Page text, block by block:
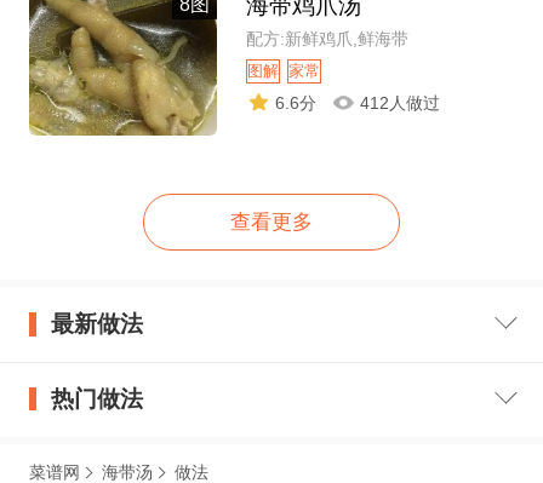
配方:新鲜鸡爪,鲜海带
图解 家常
6.6分 412人做过
查看更多
最新做法
热门做法
菜谱网 海带汤 做法